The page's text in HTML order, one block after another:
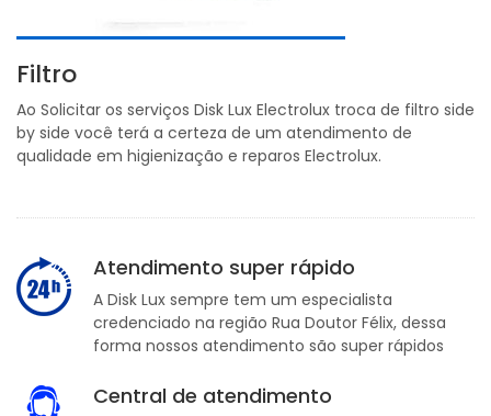
Filtro
Ao Solicitar os serviços Disk Lux Electrolux troca de filtro side
by side você terá a certeza de um atendimento de
qualidade em higienização e reparos Electrolux.
Atendimento super rápido
A Disk Lux sempre tem um especialista
credenciado na região Rua Doutor Félix, dessa
forma nossos atendimento são super rápidos
Central de atendimento